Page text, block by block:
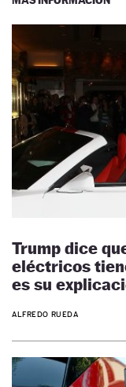
Trump dice
eléctricos
es su
ALFREDO RUEDA